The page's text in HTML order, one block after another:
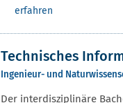
erfahren
Technisches
Ingenieur- und
Der interdisziplinäre